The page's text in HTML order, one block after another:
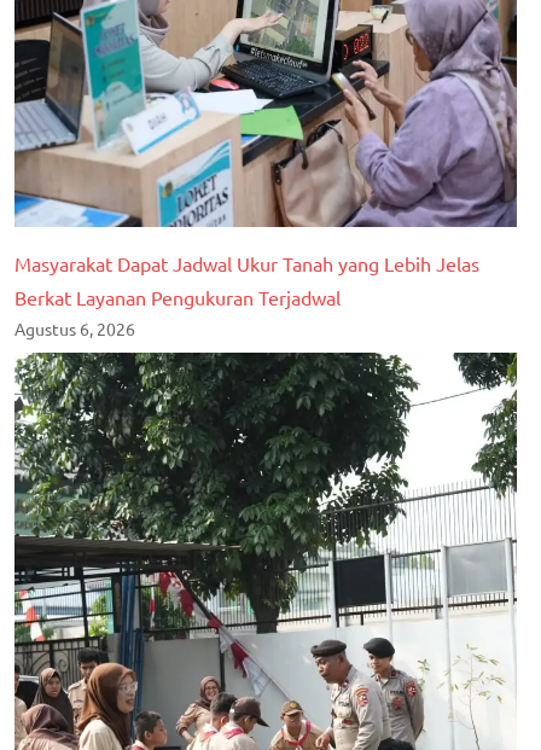
Masyarakat Dapat Jadwal Ukur Tanah yang Lebih Jelas
Berkat Layanan Pengukuran Terjadwal
Agustus 6, 2026